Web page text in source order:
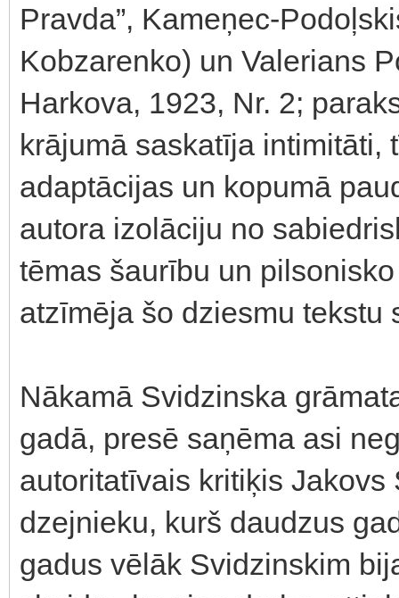
Pravda”, Kameņec-
Kobzarenko) un Valerians
Harkova, 1923, Nr. 2;
krājumā saskatīja intimitāti,
adaptācijas un kopumā
autora izolāciju no
tēmas šaurību un
atzīmēja šo dziesmu tekstu
Nākamā Svidzinska
gadā, presē saņēma asi
autoritatīvais kritiķis
dzejnieku, kurš daudzus
gadus vēlāk Svidzinskim